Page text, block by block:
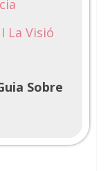
La Visió
Sobre